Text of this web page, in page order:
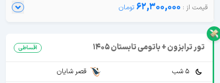
62,300,000
تور ترابزون + باتومی تابستان 1405 اقساطی
5 شب قصر شایان